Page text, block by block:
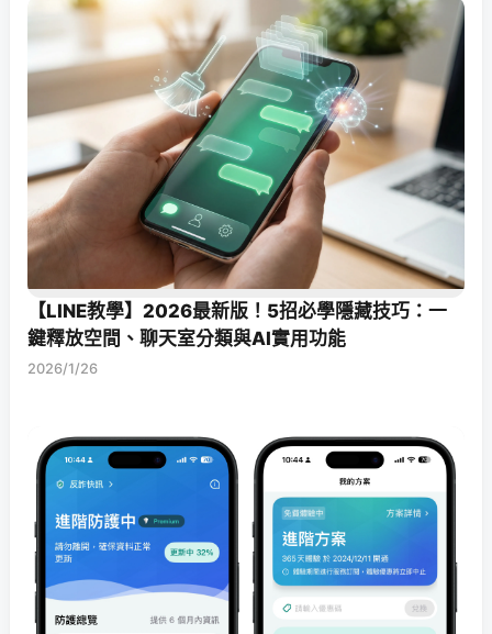
【LINE教學】2026最新版！5招必學隱藏技巧：一
鍵釋放空間、聊天室分類與AI實用功能
2026/1/26